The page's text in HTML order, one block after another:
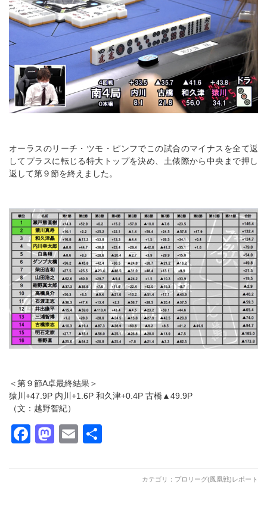
オーラスのリーチ・ツモ・ピンフでこの試合のマイナスを全て返
してプラスに転じる特大トップを決め、土俵際から中央まで押し
返して第９節を終えました。
＜第９節A卓最終結果＞
猿川+47.9P 内川+1.6P 和久津+0.4P 古橋▲49.9P
（文：越野智紀）
Facebook
Mastodon
Email
カテゴリ： プロリーグ(鳳凰戦)レポート